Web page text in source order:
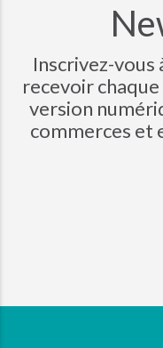
Inscrivez-
recevoir chaque
version
commerces et